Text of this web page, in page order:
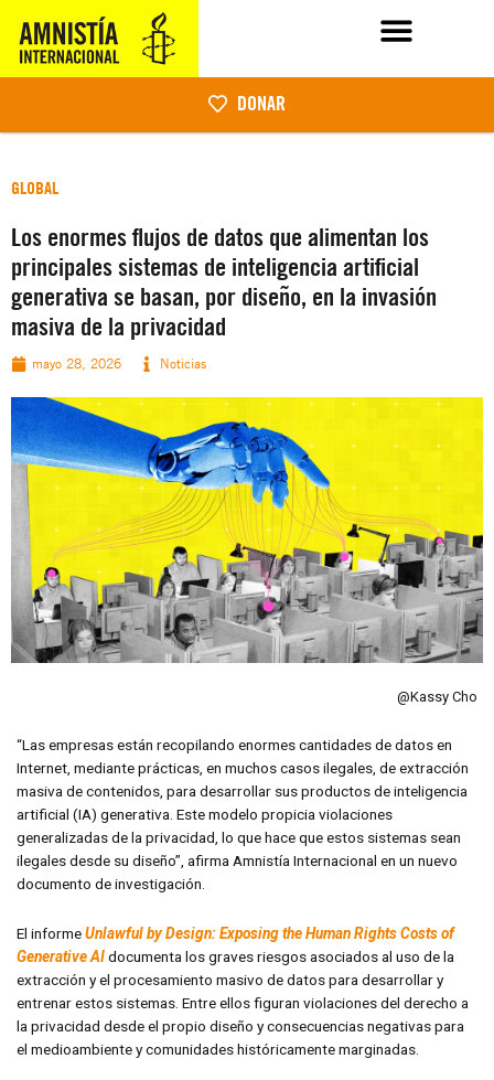
DONAR
GLOBAL
Los enormes flujos de datos que alimentan los
principales sistemas de inteligencia artificial
generativa se basan, por diseño, en la invasión
masiva de la privacidad
mayo 28, 2026 Noticias
@Kassy Cho
“Las empresas están recopilando enormes cantidades de datos en
Internet, mediante prácticas, en muchos casos ilegales, de extracción
masiva de contenidos, para desarrollar sus productos de inteligencia
artificial (IA) generativa. Este modelo propicia violaciones
generalizadas de la privacidad, lo que hace que estos sistemas sean
ilegales desde su diseño”, afirma Amnistía Internacional en un nuevo
documento de investigación.
El informeUnlawful by Design:Exposing the Human Rights Costs of
Generative AIdocumenta los graves riesgos asociados al uso de la
extracción y el procesamiento masivo de datos para desarrollar y
entrenar estos sistemas. Entre ellos figuran violaciones del derecho a
la privacidad desde el propio diseño y consecuencias negativas para
el medioambiente y comunidades históricamente marginadas.